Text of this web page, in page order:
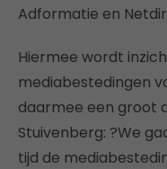
Adformatie en
Hiermee wordt
mediabestedingen
daarmee een groot
Stuivenberg: ?We
tijd de